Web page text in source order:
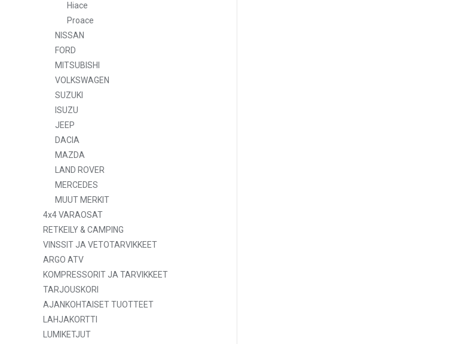
Hiace
Proace
NISSAN
FORD
MITSUBISHI
VOLKSWAGEN
SUZUKI
ISUZU
JEEP
DACIA
MAZDA
LAND ROVER
MERCEDES
MUUT MERKIT
4x4 VARAOSAT
RETKEILY & CAMPING
VINSSIT JA VETOTARVIKKEET
ARGO ATV
KOMPRESSORIT JA TARVIKKEET
TARJOUSKORI
AJANKOHTAISET TUOTTEET
LAHJAKORTTI
LUMIKETJUT